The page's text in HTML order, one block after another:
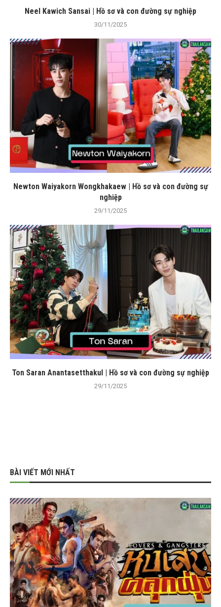
Neel Kawich Sansai | Hồ sơ và con đường sự nghiệp
30/11/2025
Newton Waiyakorn Wongkhakaew | Hồ sơ và con đường sự
nghiệp
29/11/2025
Ton Saran Anantasetthakul | Hồ sơ và con đường sự nghiệp
29/11/2025
BÀI VIẾT MỚI NHẤT